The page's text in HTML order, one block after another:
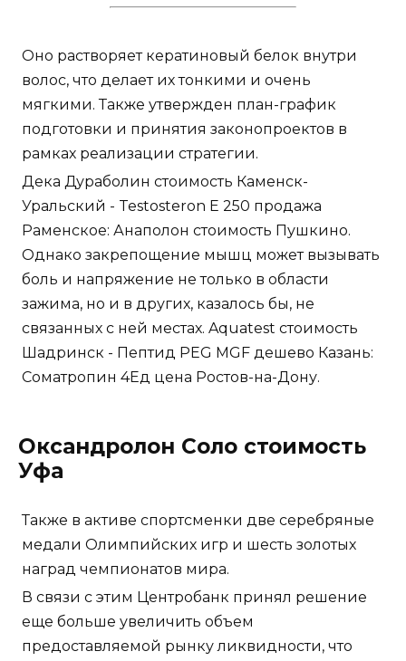
Оно растворяет кератиновый белок внутри
волос, что делает их тонкими и очень
мягкими. Также утвержден план-график
подготовки и принятия законопроектов в
рамках реализации стратегии.
Дека Дураболин стоимость Каменск-
Уральский - Testosteron E 250 продажа
Раменское: Анаполон стоимость Пушкино.
Однако закрепощение мышц может вызывать
боль и напряжение не только в области
зажима, но и в других, казалось бы, не
связанных с ней местах. Aquatest стоимость
Шадринск - Пептид PEG MGF дешево Казань:
Cоматропин 4Ед цена Ростов-на-Дону.
Оксандролон Соло стоимость
Уфа
Также в активе спортсменки две серебряные
медали Олимпийских игр и шесть золотых
наград чемпионатов мира.
В связи с этим Центробанк принял решение
еще больше увеличить объем
предоставляемой рынку ликвидности, что